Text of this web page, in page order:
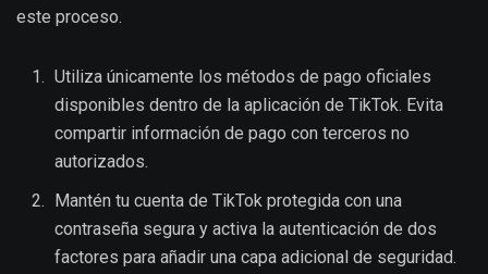
este proceso.
Utiliza únicamente los métodos de pago oficiales
disponibles dentro de la aplicación de TikTok. Evita
compartir información de pago con terceros no
autorizados.
Mantén tu cuenta de TikTok protegida con una
contraseña segura y activa la autenticación de dos
factores para añadir una capa adicional de seguridad.